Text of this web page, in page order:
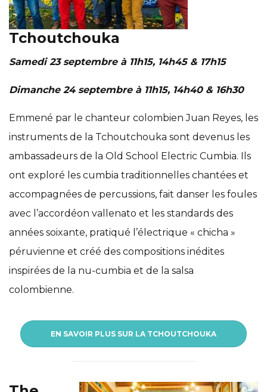
Tchoutchouka
Samedi 23 septembre à 11h15, 14h45 & 17h15
Dimanche 24 septembre à 11h15, 14h40 & 16h30
Emmené par le chanteur colombien Juan Reyes, les
instruments de la Tchoutchouka sont devenus les
ambassadeurs de la Old School Electric Cumbia. Ils
ont exploré les cumbia traditionnelles chantées et
accompagnées de percussions, fait danser les foules
avec l’accordéon vallenato et les standards des
années soixante, pratiqué l’électrique « chicha »
péruvienne et créé des compositions inédites
inspirées de la nu-cumbia et de la salsa
colombienne.
EN SAVOIR PLUS SUR LA TCHOUTCHOUKA